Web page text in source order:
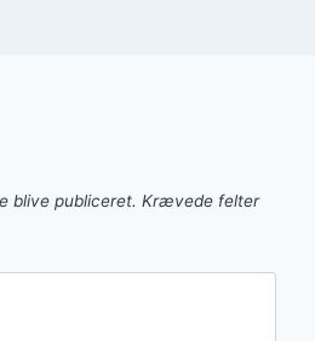
blive publiceret. Krævede felter